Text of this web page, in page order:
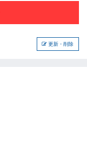
更新・削除